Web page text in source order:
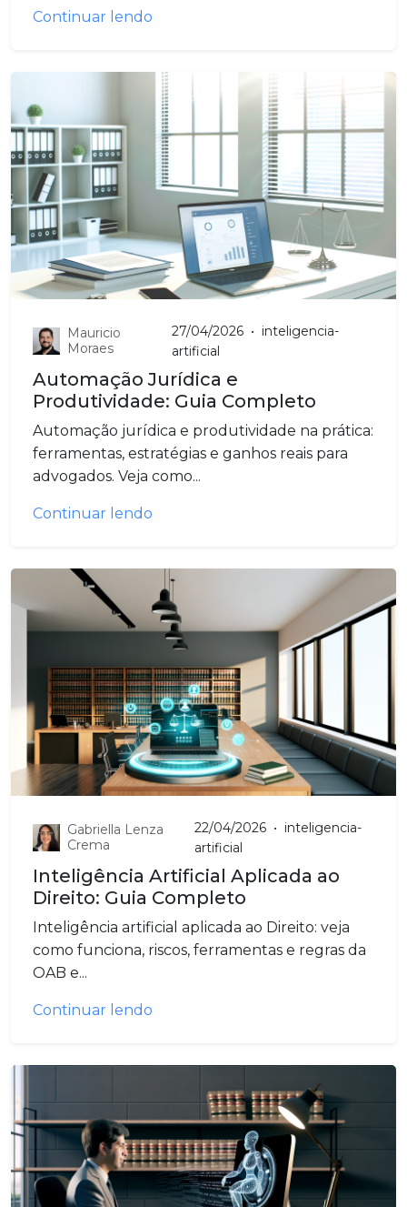
Continuar lendo
Mauricio
Moraes
27/04/2026 • inteligencia-
artificial
Automação Jurídica e
Produtividade: Guia Completo
Automação jurídica e produtividade na prática:
ferramentas, estratégias e ganhos reais para
advogados. Veja como...
Continuar lendo
Gabriella Lenza
Crema
22/04/2026 • inteligencia-
artificial
Inteligência Artificial Aplicada ao
Direito: Guia Completo
Inteligência artificial aplicada ao Direito: veja
como funciona, riscos, ferramentas e regras da
OAB e...
Continuar lendo